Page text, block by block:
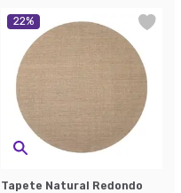
22%
Tapete Natural Redondo